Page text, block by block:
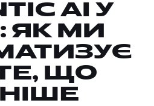
AI У
ЯК МИ
ЩО